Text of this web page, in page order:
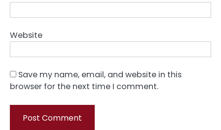
Website
Save my name, email, and website in this
browser for the next time I comment.